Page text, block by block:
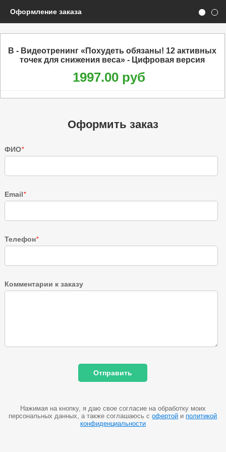
Оформление заказа
Оформить заказ
ФИО*
Email*
Телефон*
Комментарии к заказу
Нажимая на кнопку, я даю свое согласие на обработку моих
персональных данных, а также соглашаюсь софертой иполитикой
конфиденциальности
B - Видеотренинг «Похудеть обязаны! 12 активных
точек для снижения веса» - Цифровая версия
1997.00 руб